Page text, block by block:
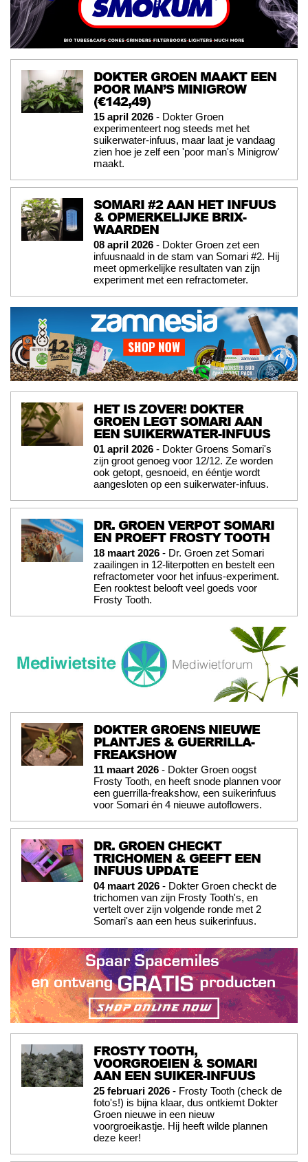
DOKTER GROEN MAAKT EEN
POOR MAN’S MINIGROW
(€142,49)
15 april 2026 - Dokter Groen
experimenteert nog steeds met het
suikerwater-infuus, maar laat je vandaag
zien hoe je zelf een 'poor man's Minigrow'
maakt.
SOMARI #2 AAN HET INFUUS
& OPMERKELIJKE BRIX-
WAARDEN
08 april 2026 - Dokter Groen zet een
infuusnaald in de stam van Somari #2. Hij
meet opmerkelijke resultaten van zijn
experiment met een refractometer.
HET IS ZOVER! DOKTER
GROEN LEGT SOMARI AAN
EEN SUIKERWATER-INFUUS
01 april 2026 - Dokter Groens Somari's
zijn groot genoeg voor 12/12. Ze worden
ook getopt, gesnoeid, en ééntje wordt
aangesloten op een suikerwater-infuus.
DR. GROEN VERPOT SOMARI
EN PROEFT FROSTY TOOTH
18 maart 2026 - Dr. Groen zet Somari
zaailingen in 12-literpotten en bestelt een
refractometer voor het infuus-experiment.
Een rooktest belooft veel goeds voor
Frosty Tooth.
DOKTER GROENS NIEUWE
PLANTJES & GUERRILLA-
FREAKSHOW
11 maart 2026 - Dokter Groen oogst
Frosty Tooth, en heeft snode plannen voor
een guerrilla-freakshow, een suikerinfuus
voor Somari én 4 nieuwe autoflowers.
DR. GROEN CHECKT
TRICHOMEN & GEEFT EEN
INFUUS UPDATE
04 maart 2026 - Dokter Groen checkt de
trichomen van zijn Frosty Tooth's, en
vertelt over zijn volgende ronde met 2
Somari's aan een heus suikerinfuus.
FROSTY TOOTH,
VOORGROEIEN & SOMARI
AAN EEN SUIKER-INFUUS
25 februari 2026 - Frosty Tooth (check de
foto's!) is bijna klaar, dus ontkiemt Dokter
Groen nieuwe in een nieuw
voorgroeikastje. Hij heeft wilde plannen
deze keer!